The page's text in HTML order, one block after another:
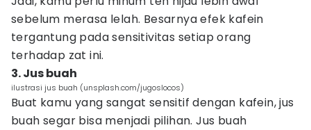
sebelum merasa lelah. Besarnya efek kafein
tergantung pada sensitivitas setiap orang
terhadap zat ini.
3. Jus buah
ilustrasi jus buah (unsplash.com/jugoslocos)
Buat kamu yang sangat sensitif dengan kafein, jus
buah segar bisa menjadi pilihan. Jus buah